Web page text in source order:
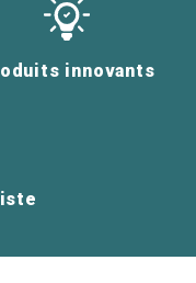
innovants